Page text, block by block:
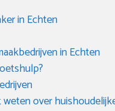
in Echten
in Echten
over